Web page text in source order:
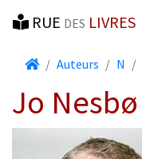
RUE DES LIVRES
AccueilAuteurs N
Jo Nesbø